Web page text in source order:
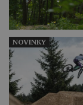
NOVINKY